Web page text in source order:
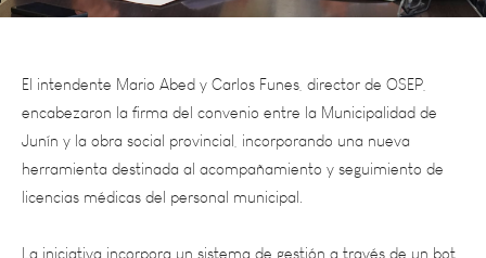
El intendente Mario Abed y Carlos Funes, director de OSEP,
encabezaron la firma del convenio entre la Municipalidad de
Junín y la obra social provincial, incorporando una nueva
herramienta destinada al acompañamiento y seguimiento de
licencias médicas del personal municipal.
La iniciativa incorpora un sistema de gestión a través de un bot,